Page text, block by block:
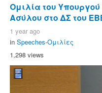
Ομιλία του
Ασύλου στο ΔΣ του
1 year ago
in Speeches-Ομιλίες
1,298 views